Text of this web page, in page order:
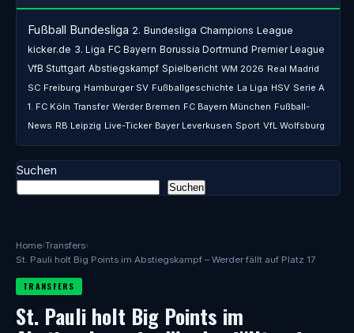
Home›Transfers›
St. Pauli holt Big Points im Abstiegskampf – Werder fällt auf Platz 17
TRANSFERS
St. Pauli holt Big Points im
Fußball Bundesliga 2. Bundesliga Champions League
kicker.de 3. Liga FC Bayern Borussia Dortmund Premier League
VfB Stuttgart Abstiegskampf Spielbericht WM 2026 Real Madrid
SC Freiburg Hamburger SV Fußballgeschichte La Liga HSV Serie A
1. FC Köln Transfer Werder Bremen FC Bayern München Fußball-
News RB Leipzig Live-Ticker Bayer Leverkusen Sport VfL Wolfsburg
Suchen
Suchen